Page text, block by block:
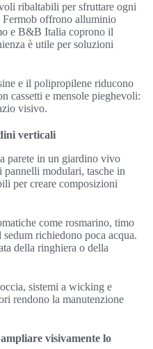
ribaltabili per sfruttare ogni
offrono alluminio
e B&B Italia coprono il
è utile per soluzioni
e il polipropilene riducono
cassetti e mensole pieghevoli:
visivo.
verticali
parete in un giardino vivo
pannelli modulari, tasche in
per creare composizioni
come rosmarino, timo
richiedono poca acqua.
della ringhiera o della
sistemi a wicking e
rendono la manutenzione
visivamente lo